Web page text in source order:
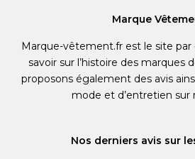
Marque
Marque-vêtement.fr est le site
savoir sur l’histoire des marques
proposons également des avis
mode et d’entretien sur
Nos derniers avis sur